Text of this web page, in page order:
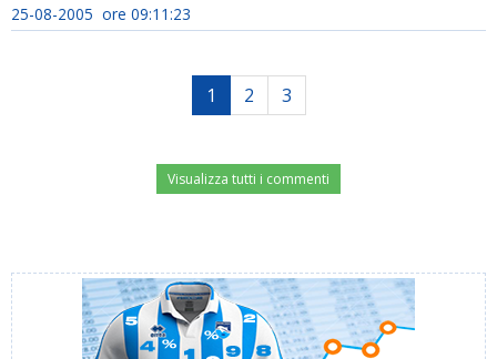
25-08-2005 ore 09:11:23
1 2 3
Visualizza tutti i commenti